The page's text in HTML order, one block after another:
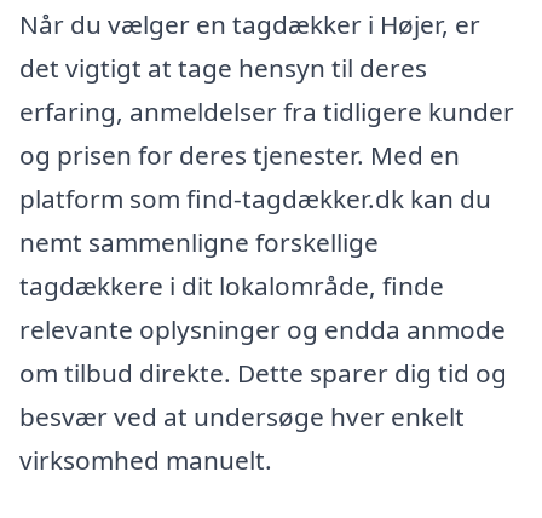
Når du vælger en tagdækker i Højer, er
det vigtigt at tage hensyn til deres
erfaring, anmeldelser fra tidligere kunder
og prisen for deres tjenester. Med en
platform som find-tagdækker.dk kan du
nemt sammenligne forskellige
tagdækkere i dit lokalområde, finde
relevante oplysninger og endda anmode
om tilbud direkte. Dette sparer dig tid og
besvær ved at undersøge hver enkelt
virksomhed manuelt.